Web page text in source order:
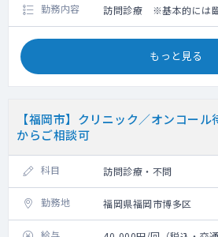
勤務内容 訪問診療 ※基本的には
もっと見る
【福岡市】クリニック／オンコー
からご相談可
科目 訪問診療・不問
勤務地 福岡県福岡市博多区
給与